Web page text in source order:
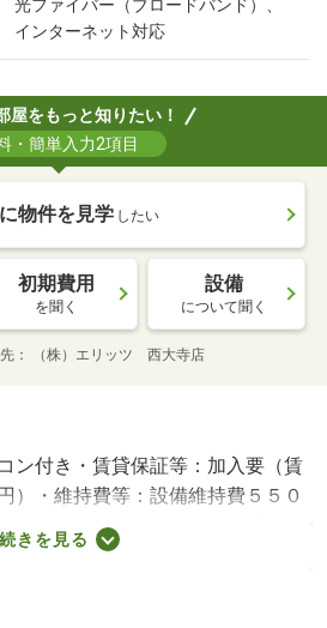
光ファイバー（ブロードバンド）、
インターネット対応
屋をもっと知りたい！
・簡単入力2項目
物件を見学 したい
初期費用
を聞く
設備
について聞く
（株）エリッツ 西大寺店
ン付き・賃貸保証等：加入要（賃
）・維持費等：設備維持費５５０
使用料３，６３０円／月・【近鉄
分・ＪＲ和歌山線五位堂駅徒歩１
最上階のお部屋。いかがでしょう
続きを見る